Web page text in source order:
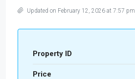
Updated on February 12, 2026 at 7:57 pm
Property ID
Price